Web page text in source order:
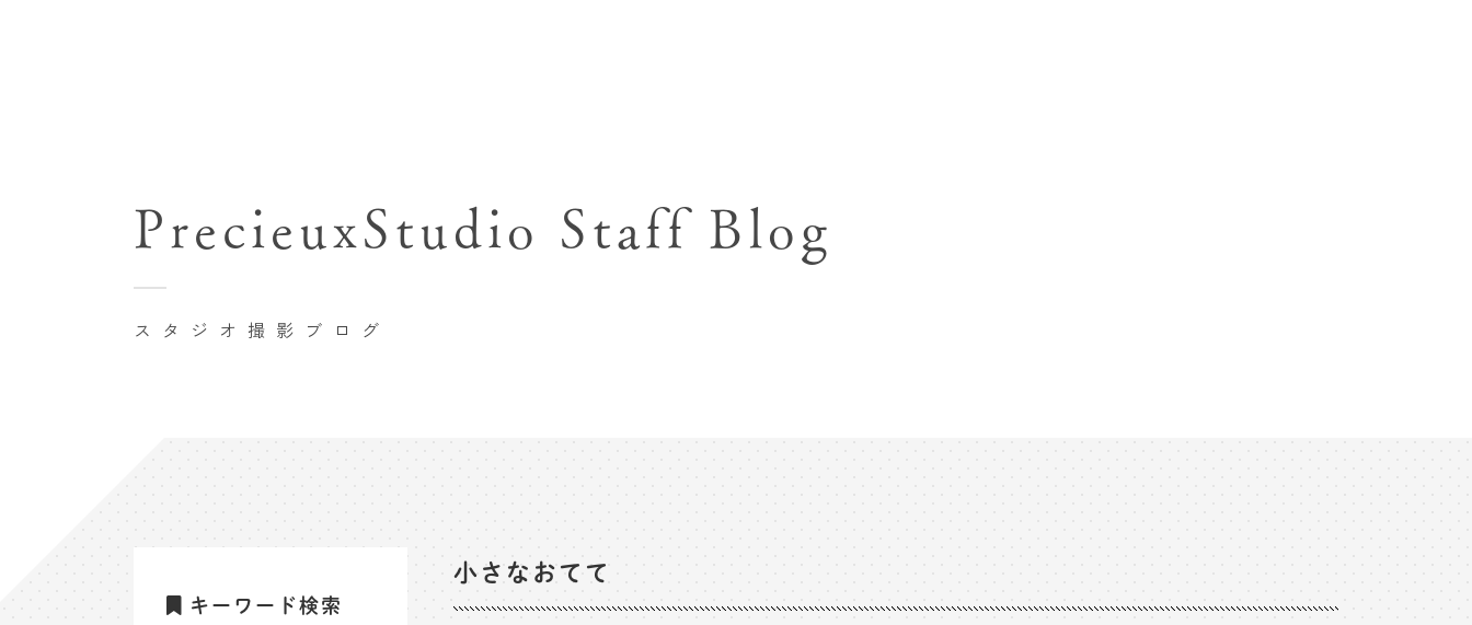
卒業袴･卒業写真撮影
入園入学･卒園卒業記念撮影
ハーフ成人式･10歳の祝い記念撮影
マタニティフォト撮影
自由が丘店
八王子店
横浜港北店 et Fleur
スタジオ撮影ブログ
PrecieuxStudio Staff Blog
小さなおてて
キーワード検索